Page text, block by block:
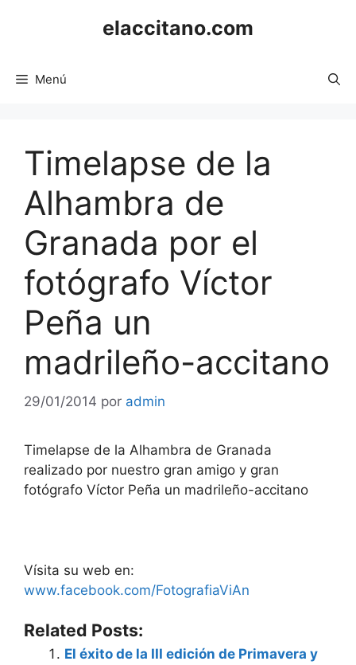
elaccitano.com
Menú
Timelapse de la
Alhambra de
Granada por el
fotógrafo Víctor
Peña un
madrileño-accitano
29/01/2014 por admin
Timelapse de la Alhambra de Granada
realizado por nuestro gran amigo y gran
fotógrafo Víctor Peña un madrileño-accitano
Vísita su web en:
www.facebook.com/FotografiaViAn
Related Posts:
El éxito de la III edición de Primavera y